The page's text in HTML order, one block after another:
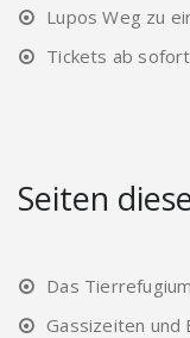
Lupos Weg zu
Tickets ab
Seiten
Das
Gassizeiten und